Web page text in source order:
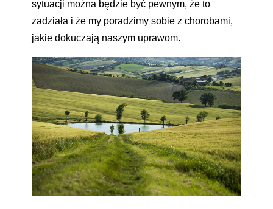
sytuacji można będzie być pewnym, że to
zadziała i że my poradzimy sobie z chorobami,
jakie dokuczają naszym uprawom.